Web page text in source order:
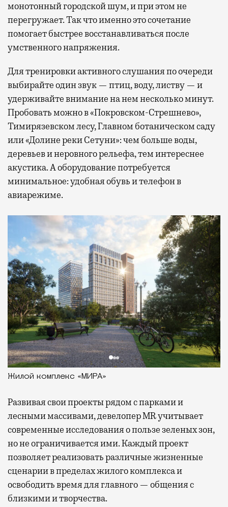
монотонный городской шум, и при этом не
перегружает. Так что именно это сочетание
помогает быстрее восстанавливаться после
умственного напряжения.
Для тренировки активного слушания по очереди
выбирайте один звук — птиц, воду, листву — и
удерживайте внимание на нем несколько минут.
Пробовать можно в «Покровском-Стрешнево»,
Тимирязевском лесу, Главном ботаническом саду
или «Долине реки Сетуни»: чем больше воды,
деревьев и неровного рельефа, тем интереснее
акустика. А оборудование потребуется
минимальное: удобная обувь и телефон в
авиарежиме.
Жилой комплекс «МИРА»
Развиваясвои проекты рядом с парками и
лесными массивами, девелопер MR учитывает
современные исследования о пользе зеленых зон,
но не ограничивается ими. Каждый проект
позволяет реализовать различные жизненные
сценарии в пределах жилого комплекса и
освободить время для главного — общения с
близкими и творчества.